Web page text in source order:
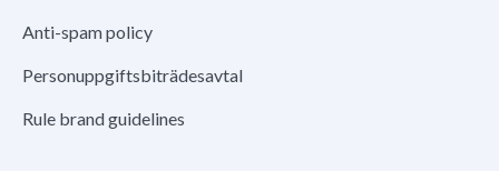
Anti-spam policy
Personuppgiftsbiträdesavtal
Rule brand guidelines